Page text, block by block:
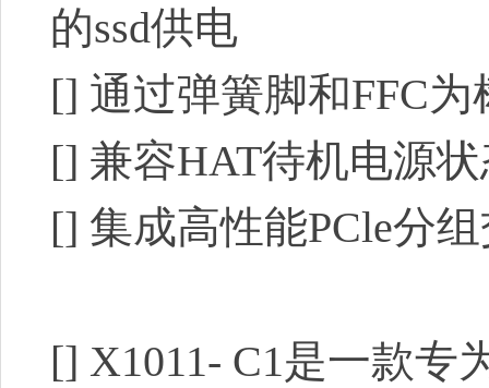
的ssd供电
[] 通过弹簧脚和FFC
[] 兼容HAT待机电源
[] 集成高性能PCle分
[] X1011- C1是一款专